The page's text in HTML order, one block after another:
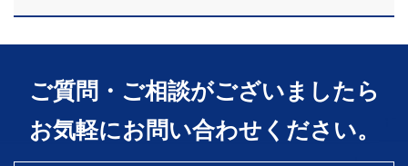
ご質問・ご相談がございましたら
お気軽にお問い合わせください。